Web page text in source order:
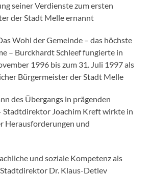
seiner Verdienste zum ersten
der Stadt Melle ernannt
Wohl der Gemeinde – das höchste
– Burckhardt Schleef fungierte in
1996 bis zum 31. Juli 1997 als
Bürgermeister der Stadt Melle
des Übergangs in prägenden
Stadtdirektor Joachim Kreft wirkte in
Herausforderungen und
und soziale Kompetenz als
Dr. Klaus-Detlev